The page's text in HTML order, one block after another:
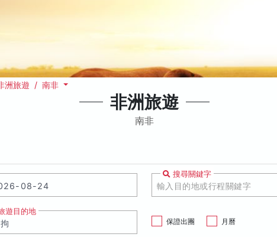
洲旅遊 / 南非
非洲旅遊
南非
搜尋關鍵字
遊目的地
保證出團
月曆